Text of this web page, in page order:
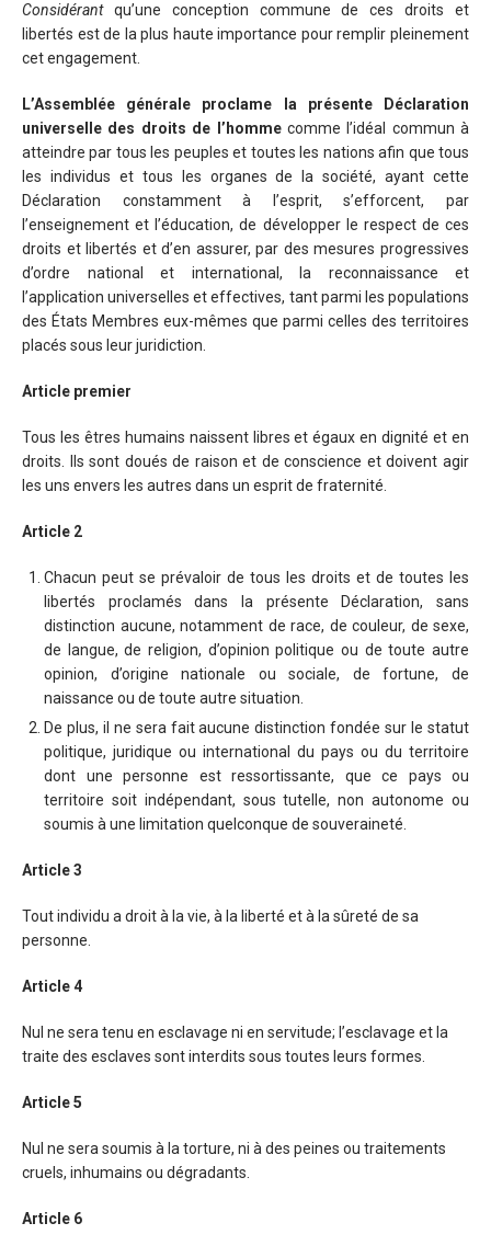
Considérantqu’une conception commune de ces droits et
libertés est de la plus haute importance pour remplir pleinement
cet engagement.
L’Assemblée générale proclame la présente Déclaration
universelle des droits de l’hommecomme l’idéal commun à
atteindre par tous les peuples et toutes les nations afin que tous
les individus et tous les organes de la société, ayant cette
Déclaration constamment à l’esprit, s’efforcent, par
l’enseignement et l’éducation, de développer le respect de ces
droits et libertés et d’en assurer, par des mesures progressives
d’ordre national et international, la reconnaissance et
l’application universelles et effectives, tant parmi les populations
des États Membres eux-mêmes que parmi celles des territoires
placés sous leur juridiction.
Article premier
Tous les êtres humains naissent libres et égaux en dignité et en
droits. Ils sont doués de raison et de conscience et doivent agir
les uns envers les autres dans un esprit de fraternité.
Article 2
Chacun peut se prévaloir de tous les droits et de toutes les
libertés proclamés dans la présente Déclaration, sans
distinction aucune, notamment de race, de couleur, de sexe,
de langue, de religion, d’opinion politique ou de toute autre
opinion, d’origine nationale ou sociale, de fortune, de
naissance ou de toute autre situation.
De plus, il ne sera fait aucune distinction fondée sur le statut
politique, juridique ou international du pays ou du territoire
dont une personne est ressortissante, que ce pays ou
territoire soit indépendant, sous tutelle, non autonome ou
soumis à une limitation quelconque de souveraineté.
Article 3
Tout individu a droit à la vie, à la liberté et à la sûreté de sa
personne.
Article 4
Nul ne sera tenu en esclavage ni en servitude; l’esclavage et la
traite des esclaves sont interdits sous toutes leurs formes.
Article 5
Nul ne sera soumis à la torture, ni à des peines ou traitements
cruels, inhumains ou dégradants.
Article 6